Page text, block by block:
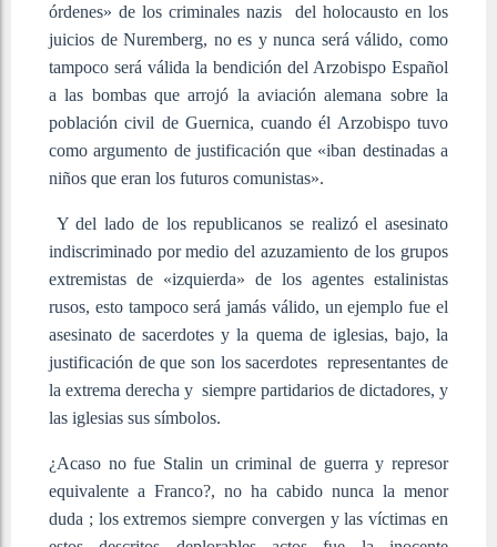
órdenes» de los criminales nazis del holocausto en los
juicios de Nuremberg, no es y nunca será válido, como
tampoco será válida la bendición del Arzobispo Español
a las bombas que arrojó la aviación alemana sobre la
población civil de Guernica, cuando él Arzobispo tuvo
como argumento de justificación que «iban destinadas a
niños que eran los futuros comunistas».
Y del lado de los republicanos se realizó el asesinato
indiscriminado por medio del azuzamiento de los grupos
extremistas de «izquierda» de los agentes estalinistas
rusos, esto tampoco será jamás válido, un ejemplo fue el
asesinato de sacerdotes y la quema de iglesias, bajo, la
justificación de que son los sacerdotes representantes de
la extrema derecha y siempre partidarios de dictadores, y
las iglesias sus símbolos.
¿Acaso no fue Stalin un criminal de guerra y represor
equivalente a Franco?, no ha cabido nunca la menor
duda ; los extremos siempre convergen y las víctimas en